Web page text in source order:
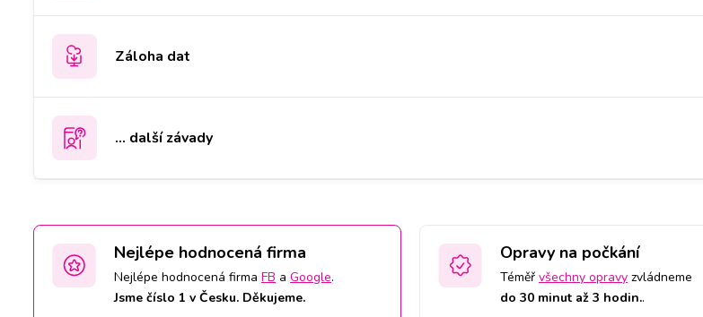
Záloha dat
... další závady
Nejlépe hodnocená firma
Nejlépe hodnocená firma FB a Google.
Jsme číslo 1 v Česku. Děkujeme.
Opravy na počkání
Téměř všechny opravy zvládneme
do 30 minut až 3 hodin..